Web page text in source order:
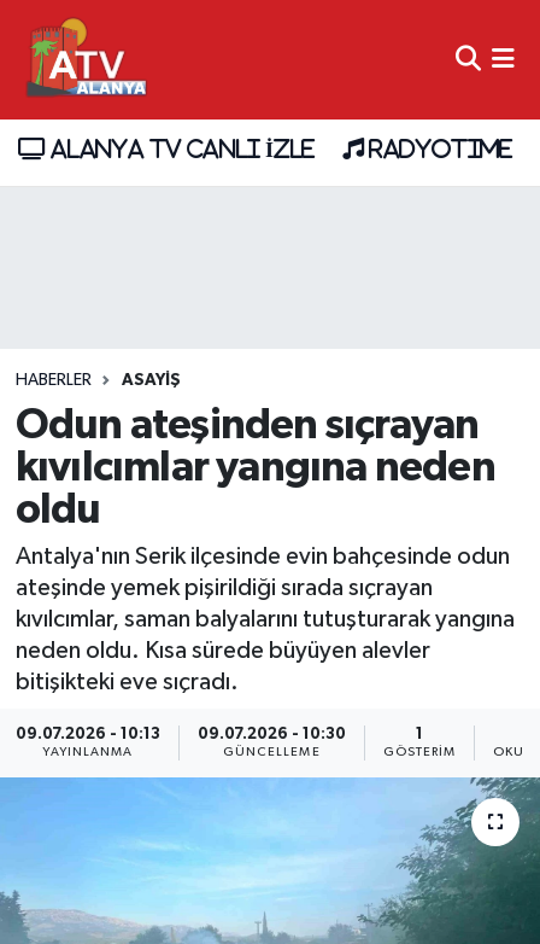
ALANYA TV CANLI İZLE RADYOTIME
HABERLER ASAYİŞ
Odun ateşinden sıçrayan
kıvılcımlar yangına neden
oldu
Antalya'nın Serik ilçesinde evin bahçesinde odun
ateşinde yemek pişirildiği sırada sıçrayan
kıvılcımlar, saman balyalarını tutuşturarak yangına
neden oldu. Kısa sürede büyüyen alevler
bitişikteki eve sıçradı.
09.07.2026 - 10:13
YAYINLANMA
09.07.2026 - 10:30
GÜNCELLEME
1
GÖSTERIM